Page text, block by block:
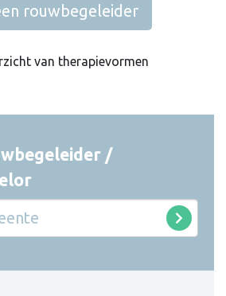
rouwbegeleider
van therapievormen
/